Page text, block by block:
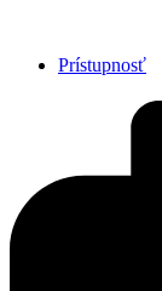
Prístupnosť